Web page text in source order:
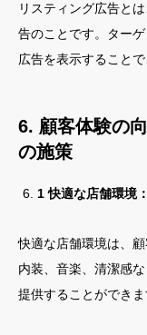
リスティング広告と
告のことです。ター
広告を表示すること
6. 顧客体験の
の施策
1 快適な店舗環境
快適な店舗環境は、
内装、音楽、清潔感
提供することができま